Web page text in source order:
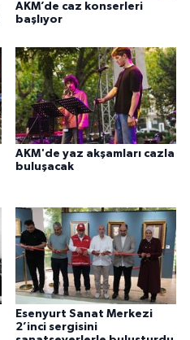
AKM’de caz konserleri
başlıyor
AKM'de yaz akşamları cazla
buluşacak
Esenyurt Sanat Merkezi
2’inci sergisini